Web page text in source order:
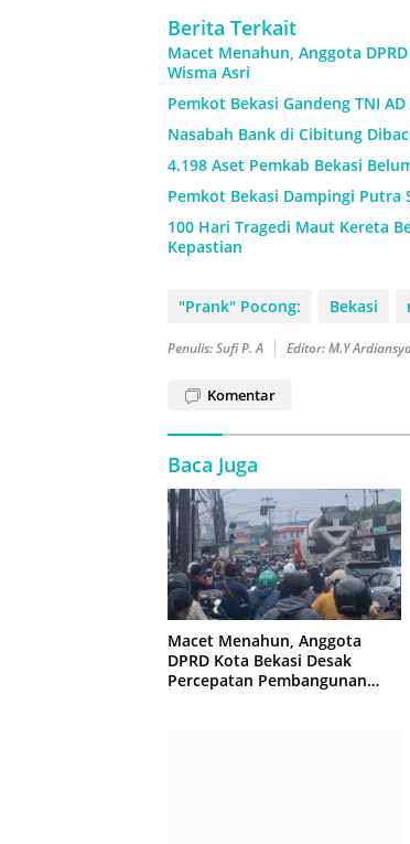
Berita Terkait
Macet Menahun, Anggota
Wisma Asri
Pemkot Bekasi Gandeng TNI
Nasabah Bank di Cibitung
4.198 Aset Pemkab Bekasi
Pemkot Bekasi Dampingi Putra
100 Hari Tragedi Maut Kereta
Kepastian
"Prank" Pocong: Bekasi
Penulis: Sufi P. A Editor: M.Y
Komentar
Baca Juga
Macet Menahun, Anggota
DPRD Kota Bekasi Desak
Percepatan Pembangunan